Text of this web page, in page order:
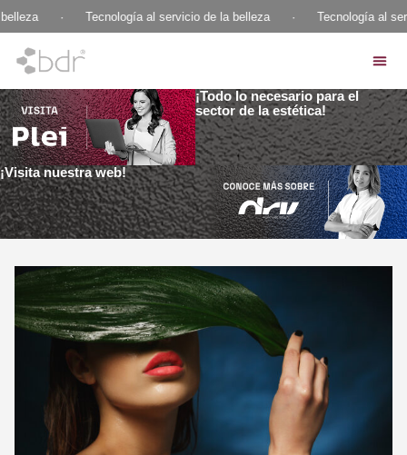
Tecnología al servicio de la belleza Tecnología al
¡Todo lo necesario para el
sector de la estética!
¡Visita nuestra web!